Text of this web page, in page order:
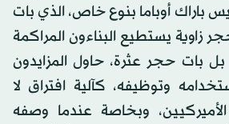
باراك أوباما بنوع خاص، الذي بات
زاوية يستطيع البناءون المراكمة
بات حجر عثرة، حاول المزايدون
وتوظيفه، كآلية افتراق لا
وبخاصة عندما وصفه